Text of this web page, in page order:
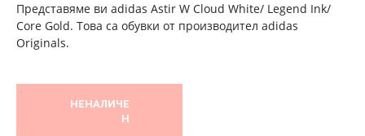
Представяме ви adidas Astir W Cloud White/ Legend Ink/
Core Gold. Това са обувки от производител adidas
Originals.
НЕНАЛИЧЕ
Н